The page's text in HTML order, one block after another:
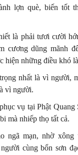
lợn què, biến tốt
là phải tươi cười
cương dũng mãnh
hiện những điều khó
nhất là vì người,
vì người.
vụ tại Phật
mà nhiếp thọ tất cả.
ngã mạn, nhờ xông
cùng bổn sơn